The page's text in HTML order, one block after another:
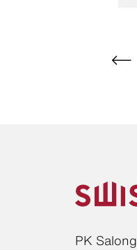
PK Salong